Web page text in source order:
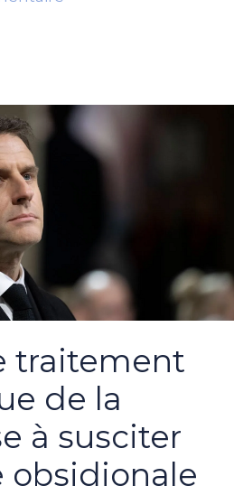
traitement
de la
à susciter
obsidionale